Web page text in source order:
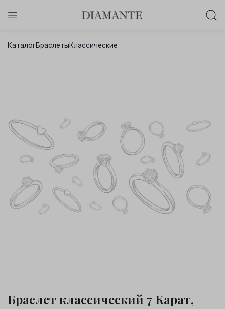
Осталось:
КаталогБраслетыКлассические
Браслет классический 7 Карат,